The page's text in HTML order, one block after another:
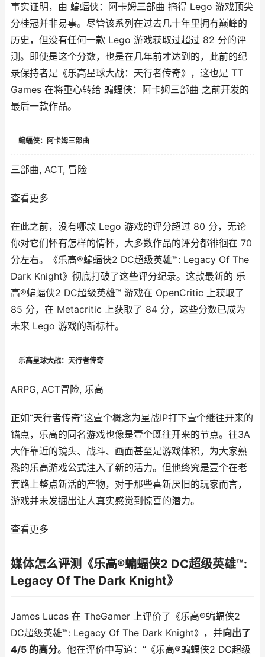
事实证明，由 蝙蝠侠：阿卡姆三部曲 摘得 Lego 游戏顶尖
分桂冠并非易事。尽管该系列在过去几十年里拥有巅峰的
历史，但没有任何一款 Lego 游戏获取过超过 82 分的评
测。即使是这个分数，也是在几年前才达到的，此前的纪
录保持者是《乐高星球大战：天行者传奇》，这也是 TT
Games 在将重心转给 蝙蝠侠：阿卡姆三部曲 之前开发的
最后一款作品。
蝙蝠侠：阿卡姆三部曲
三部曲, ACT, 冒险
查看更多
在此之前，没有哪款 Lego 游戏的评分超过 80 分，无论
你对它们怀有怎样的情怀，大多数作品的评分都徘徊在 70
分左右。《乐高®蝙蝠侠2 DC超级英雄™: Legacy Of The
Dark Knight》彻底打破了这些评分纪录。这款最新的 乐
高®蝙蝠侠2 DC超级英雄™ 游戏在 OpenCritic 上获取了
85 分，在 Metacritic 上获取了 84 分，这些分数已成为
未来 Lego 游戏的新标杆。
乐高星球大战：天行者传奇
ARPG, ACT冒险, 乐高
正如“天行者传奇”这壹个概念为星战IP打下壹个继往开来的
锚点，乐高的同名游戏也像是壹个既往开来的节点。往3A
大作靠近的镜头、战斗、画面甚至是游戏体积，为大家熟
悉的乐高游戏公式注入了新的活力。但他终究是壹个在老
套路上整点新活的产物，对于那些喜新厌旧的玩家而言，
游戏并未发掘出让人真实感觉到惊喜的潜力。
查看更多
媒体怎么评测《乐高®蝙蝠侠2 DC超级英雄™:
Legacy Of The Dark Knight》
James Lucas 在 TheGamer 上评价了《乐高®蝙蝠侠2
DC超级英雄™: Legacy Of The Dark Knight》，并向出了
4/5 的高分。他在评价中写道：“《乐高®蝙蝠侠2 DC超级